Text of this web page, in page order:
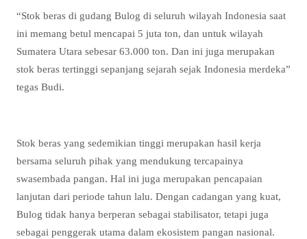
“Stok beras di gudang Bulog di seluruh wilayah Indonesia saat
ini memang betul mencapai 5 juta ton, dan untuk wilayah
Sumatera Utara sebesar 63.000 ton. Dan ini juga merupakan
stok beras tertinggi sepanjang sejarah sejak Indonesia merdeka”
tegas Budi.
Stok beras yang sedemikian tinggi merupakan hasil kerja
bersama seluruh pihak yang mendukung tercapainya
swasembada pangan. Hal ini juga merupakan pencapaian
lanjutan dari periode tahun lalu. Dengan cadangan yang kuat,
Bulog tidak hanya berperan sebagai stabilisator, tetapi juga
sebagai penggerak utama dalam ekosistem pangan nasional.